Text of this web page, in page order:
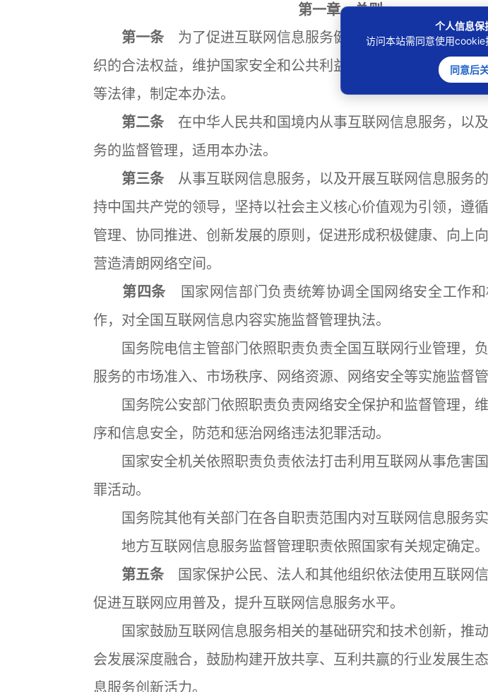
第一章 总则
第一条 为了促进互联网信息服务健康有序发展，保护公民
织的合法权益，维护国家安全和公共利益，根据《中华人民共和
等法律，制定本办法。
第二条 在中华人民共和国境内从事互联网信息服务，以
务的监督管理，适用本办法。
第三条 从事互联网信息服务，以及开展互联网信息服务
持中国共产党的领导，坚持以社会主义核心价值观为引领，遵
管理、协同推进、创新发展的原则，促进形成积极健康、向上向
营造清朗网络空间。
第四条 国家网信部门负责统筹协调全国网络安全工作
作，对全国互联网信息内容实施监督管理执法。
国务院电信主管部门依照职责负责全国互联网行业管理，
服务的市场准入、市场秩序、网络资源、网络安全等实施监督管
国务院公安部门依照职责负责网络安全保护和监督管理，
序和信息安全，防范和惩治网络违法犯罪活动。
国家安全机关依照职责负责依法打击利用互联网从事危害
罪活动。
国务院其他有关部门在各自职责范围内对互联网信息服务实
地方互联网信息服务监督管理职责依照国家有关规定确定。
第五条 国家保护公民、法人和其他组织依法使用互联网信
促进互联网应用普及，提升互联网信息服务水平。
国家鼓励互联网信息服务相关的基础研究和技术创新，推
会发展深度融合，鼓励构建开放共享、互利共赢的行业发展生
息服务创新活力。
个人信息保
访问本站需同意使用cookie
同意后